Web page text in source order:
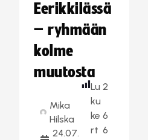
Eerikkilässä
– ryhmään
kolme
muutosta
Mika
Hilska
24.07.
Lu
ku
ke
rt
2
6
6